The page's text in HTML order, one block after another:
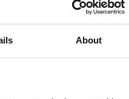
About